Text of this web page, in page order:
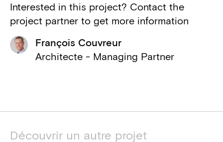
Domitys
Exploitant
ABR
Architecte associé
techniques spéciales, Consultant
PEB
Maxime Bernard
Ana Lopez
Interested in this project? Contact the
project partner to get more information
François Couvreur
Architecte - Managing Partner
Découvrir un autre projet